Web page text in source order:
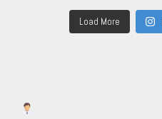
Load More